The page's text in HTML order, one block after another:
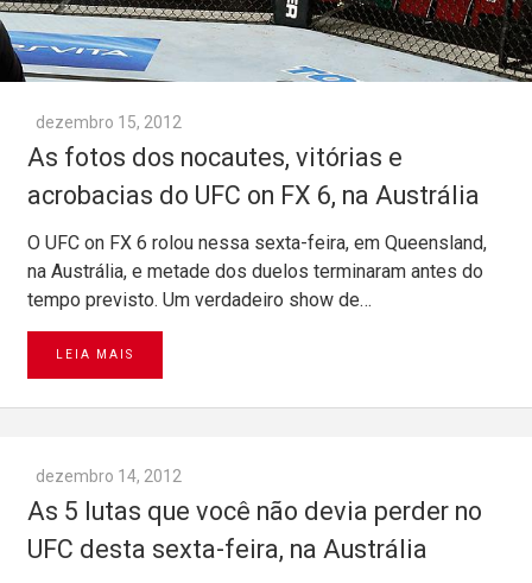
dezembro 15, 2012
As fotos dos nocautes, vitórias e
acrobacias do UFC on FX 6, na Austrália
O UFC on FX 6 rolou nessa sexta-feira, em Queensland,
na Austrália, e metade dos duelos terminaram antes do
tempo previsto. Um verdadeiro show de…
LEIA MAIS
dezembro 14, 2012
As 5 lutas que você não devia perder no
UFC desta sexta-feira, na Austrália